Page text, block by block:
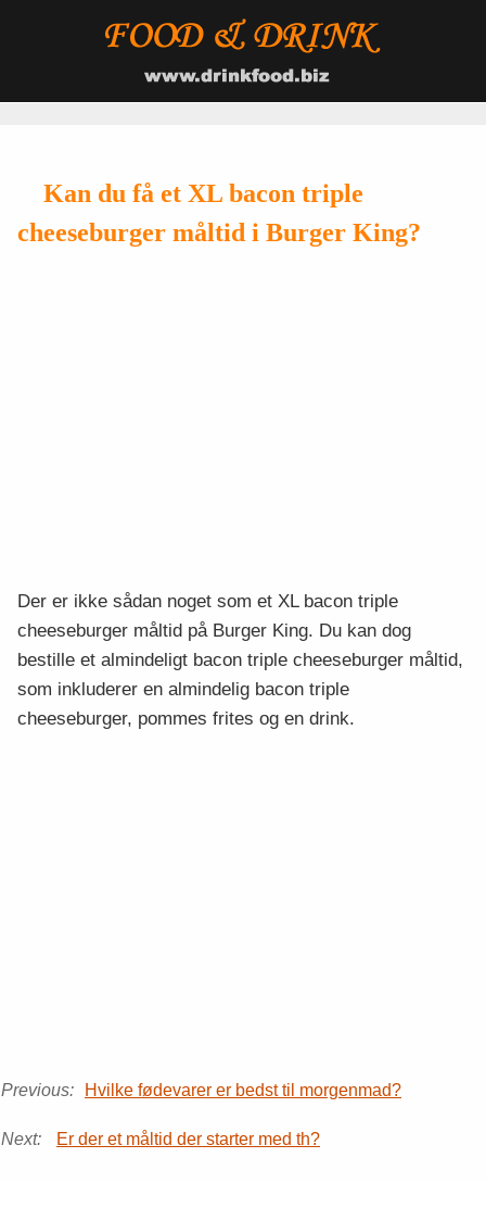
Kan du få et XL bacon triple
cheeseburger måltid i Burger King?
Der er ikke sådan noget som et XL bacon triple
cheeseburger måltid på Burger King. Du kan dog
bestille et almindeligt bacon triple cheeseburger måltid,
som inkluderer en almindelig bacon triple
cheeseburger, pommes frites og en drink.
Previous: Hvilke fødevarer er bedst til morgenmad?
Next: Er der et måltid der starter med th?